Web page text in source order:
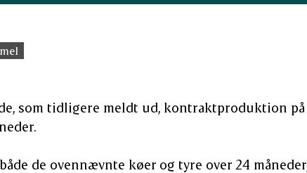
som tidligere meldt ud, kontraktproduktion på
de ovennævnte køer og tyre over 24 måneder,